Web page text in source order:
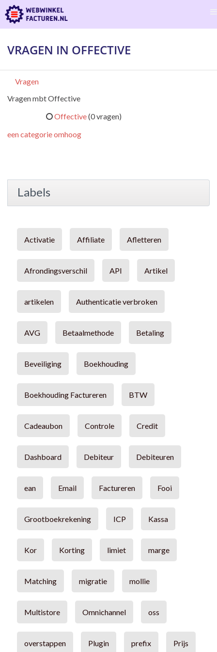
VRAGEN IN OFFECTIVE
Vragen
Vragen mbt Offective
Offective(0 vragen)
een categorie omhoog
Labels
Activatie Affiliate Afletteren
Afrondingsverschil API Artikel
artikelen Authenticatie verbroken
AVG Betaalmethode Betaling
Beveiliging Boekhouding
Boekhouding Factureren BTW
Cadeaubon Controle Credit
Dashboard Debiteur Debiteuren
ean Email Factureren Fooi
Grootboekrekening ICP Kassa
Kor Korting limiet marge
Matching migratie mollie
Multistore Omnichannel oss
overstappen Plugin prefix Prijs